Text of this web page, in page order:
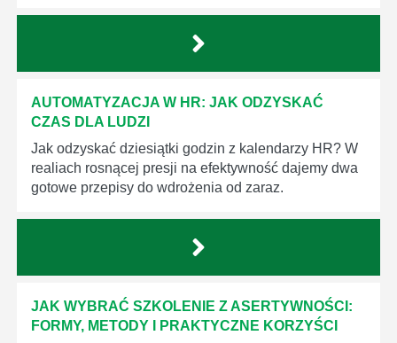
AUTOMATYZACJA W HR: JAK ODZYSKAĆ
CZAS DLA LUDZI
Jak odzyskać dziesiątki godzin z kalendarzy HR? W
realiach rosnącej presji na efektywność dajemy dwa
gotowe przepisy do wdrożenia od zaraz.
JAK WYBRAĆ SZKOLENIE Z ASERTYWNOŚCI:
FORMY, METODY I PRAKTYCZNE KORZYŚCI